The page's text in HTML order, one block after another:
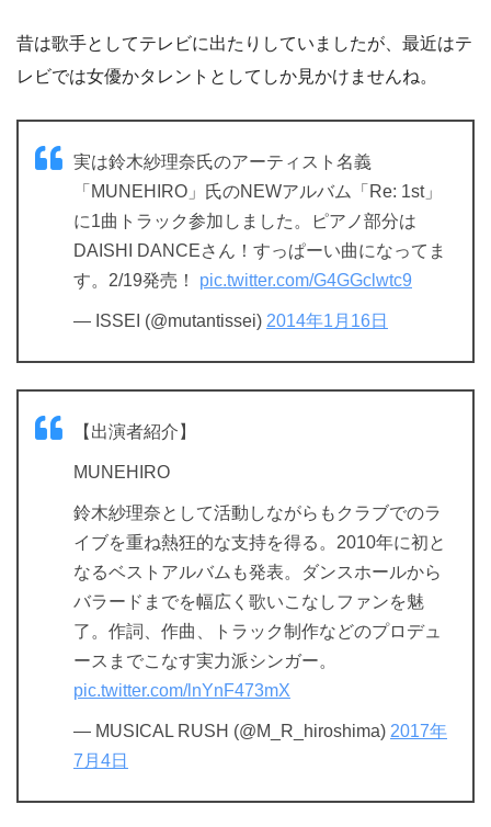
昔は歌手としてテレビに出たりしていましたが、最近はテ
レビでは女優かタレントとしてしか見かけませんね。
実は鈴木紗理奈氏のアーティスト名義
「MUNEHIRO」氏のNEWアルバム「Re: 1st」
に1曲トラック参加しました。ピアノ部分は
DAISHI DANCEさん！すっぱーい曲になってま
す。2/19発売！ pic.twitter.com/G4GGclwtc9
— ISSEI (@mutantissei) 2014年1月16日
【出演者紹介】
MUNEHIRO
鈴木紗理奈として活動しながらもクラブでのラ
イブを重ね熱狂的な支持を得る。2010年に初と
なるベストアルバムも発表。ダンスホールから
バラードまでを幅広く歌いこなしファンを魅
了。作詞、作曲、トラック制作などのプロデュ
ースまでこなす実力派シンガー。
pic.twitter.com/lnYnF473mX
— MUSICAL RUSH (@M_R_hiroshima) 2017年
7月4日